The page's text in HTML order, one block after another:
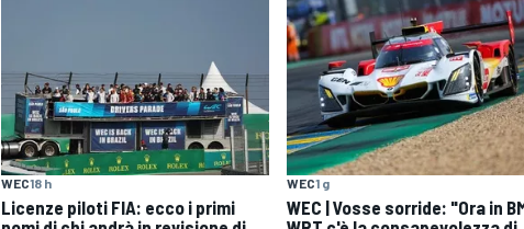
WEC18 h
Licenze piloti FIA: ecco i primi
WEC1 g
WEC | Vosse sorride: "Ora in